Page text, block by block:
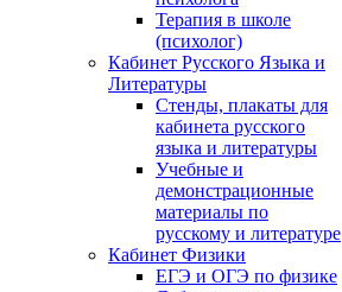
Терапия в школе
(психолог)
Кабинет Русского Языка и
Литературы
Стенды, плакаты для
кабинета русского
языка и литературы
Учебные и
демонстрационные
материалы по
русскому и литературе
Кабинет Физики
ЕГЭ и ОГЭ по физике